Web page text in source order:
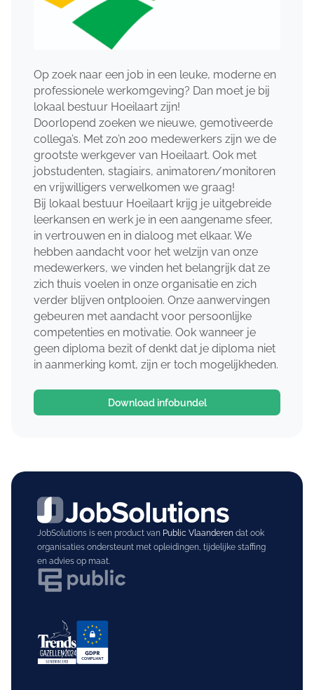
Op zoek naar een job in een leuke, moderne en
professionele werkomgeving? Dan moet je bij
lokaal bestuur Hoeilaart zijn!
Doorlopend zoeken we nieuwe, gemotiveerde
collega’s. Met zo’n 200 medewerkers zijn we de
grootste werkgever van Hoeilaart. Ook met
jobstudenten, stagiairs, animatoren/monitoren
en vrijwilligers verwelkomen we graag!
Bij lokaal bestuur Hoeilaart krijg je uitgebreide
leerkansen en werk je in een aangename sfeer,
in vertrouwen en in dialoog met elkaar. We
hebben aandacht voor het welzijn van onze
medewerkers, we vinden het belangrijk dat ze
zich thuis voelen in onze organisatie en zich
verder blijven ontplooien. Onze aanwervingen
gebeuren met aandacht voor persoonlijke
competenties en motivatie. Ook wanneer je
geen diploma bezit of denkt dat je diploma niet
in aanmerking komt, zijn er toch mogelijkheden.
Download infobundel
JobSolutions is een product van Public Vlaanderendat ook
organisaties ondersteunt met opleidingen, tijdelijke staffing
en advies op maat.